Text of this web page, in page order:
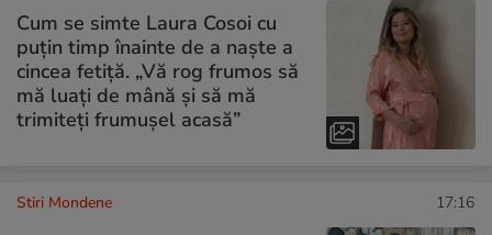
Cum se simte Laura Cosoi cu
puțin timp înainte de a naște a
cincea fetiță. „Vă rog frumos să
mă luați de mână și să mă
trimiteți frumușel acasă”
Stiri Mondene 17:16